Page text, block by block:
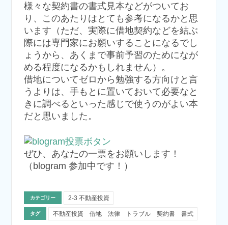
様々な契約書の書式見本などがついてお
り、このあたりはとても参考になるかと思
います（ただ、実際に借地契約などを結ぶ
際には専門家にお願いすることになるでし
ょうから、あくまで事前予習のためになが
める程度になるかもしれません）。
借地についてゼロから勉強する方向けと言
うよりは、手もとに置いておいて必要なと
きに調べるといった感じで使うのがよい本
だと思いました。
ぜひ、あなたの一票をお願いします！
（blogram 参加中です！）
カテゴリー 2-3 不動産投資
タグ 不動産投資 借地 法律 トラブル 契約書 書式